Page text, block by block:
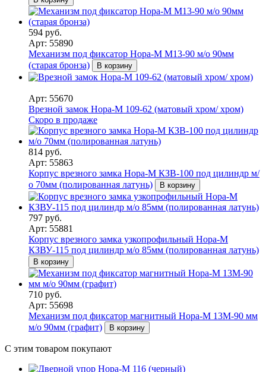
594 руб.
Арт: 55890
Механизм под фиксатор Нора-М М13-90 м/о 90мм
(старая бронза)
В корзину
Арт: 55670
Врезной замок Нора-М 109-62 (матовый хром/ хром)
Скоро в продаже
814 руб.
Арт: 55863
Корпус врезного замка Нора-М КЗВ-100 под цилиндр м/
о 70мм (полированная латунь)
В корзину
797 руб.
Арт: 55881
Корпус врезного замка узкопрофильный Нора-М
КЗВУ-115 под цилиндр м/о 85мм (полированная латунь)
В корзину
710 руб.
Арт: 55698
Механизм под фиксатор магнитный Нора-М 13М-90 мм
м/о 90мм (графит)
В корзину
С этим товаром покупают